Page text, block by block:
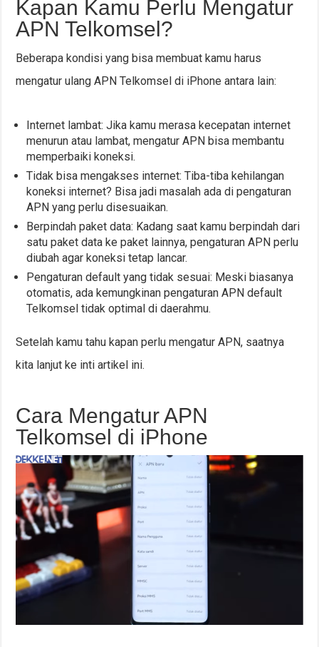
Kapan Kamu Perlu Mengatur
APN Telkomsel?
Beberapa kondisi yang bisa membuat kamu harus
mengatur ulang APN Telkomsel di iPhone antara lain:
Internet lambat: Jika kamu merasa kecepatan internet
menurun atau lambat, mengatur APN bisa membantu
memperbaiki koneksi.
Tidak bisa mengakses internet: Tiba-tiba kehilangan
koneksi internet? Bisa jadi masalah ada di pengaturan
APN yang perlu disesuaikan.
Berpindah paket data: Kadang saat kamu berpindah dari
satu paket data ke paket lainnya, pengaturan APN perlu
diubah agar koneksi tetap lancar.
Pengaturan default yang tidak sesuai: Meski biasanya
otomatis, ada kemungkinan pengaturan APN default
Telkomsel tidak optimal di daerahmu.
Setelah kamu tahu kapan perlu mengatur APN, saatnya
kita lanjut ke inti artikel ini.
Cara Mengatur APN
Telkomsel di iPhone